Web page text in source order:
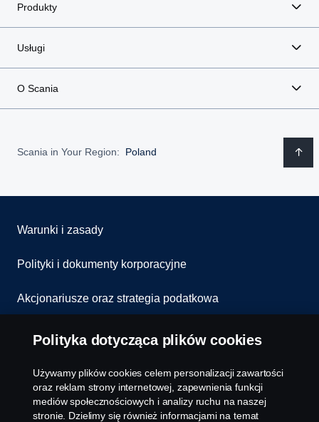
Produkty
Usługi
O Scania
Scania in Your Region: Poland
Warunki i zasady
Polityki i dokumenty korporacyjne
Akcjonariusze oraz strategia podatkowa
Informowanie o nieprawidłowościach
Kontakt
Komunikaty
Polityka dotycząca plików cookies
Używamy plików cookies celem personalizacji zawartości
oraz reklam strony internetowej, zapewnienia funkcji
mediów społecznościowych i analizy ruchu na naszej
stronie. Dzielimy się również informacjami na temat